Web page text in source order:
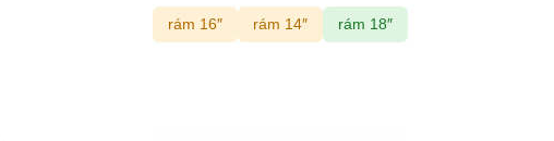
rám 16″ rám 14″ rám 18″